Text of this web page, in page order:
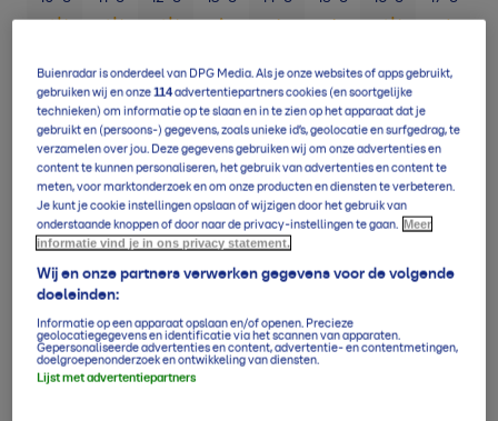
mm
Z
mm
mm
NO
mm
mm
mm
mm
Buienradar is onderdeel van DPG Media. Als je onze websites of apps gebruikt,
gebruiken wij en onze114advertentiepartners cookies (en soortgelijke
technieken) om informatie op te slaan en in te zien op het apparaat dat je
gebruikt en (persoons-) gegevens, zoals unieke id’s, geolocatie en surfgedrag, te
verzamelen over jou. Deze gegevens gebruiken wij om onze advertenties en
content te kunnen personaliseren, het gebruik van advertenties en content te
meten, voor marktonderzoek en om onze producten en diensten te verbeteren.
Je kunt je cookie instellingen opslaan of wijzigen door het gebruik van
onderstaande knoppen of door naar de privacy-instellingen te gaan. Meer
informatie vind je in ons privacy statement.
Wij en onze partners verwerken gegevens voor de volgende
doeleinden:
Informatie op een apparaat opslaan en/of openen. Precieze
geolocatiegegevens en identificatie via het scannen van apparaten.
Gepersonaliseerde advertenties en content, advertentie- en contentmetingen,
doelgroepenonderzoek en ontwikkeling van diensten.
Lijst met advertentiepartners